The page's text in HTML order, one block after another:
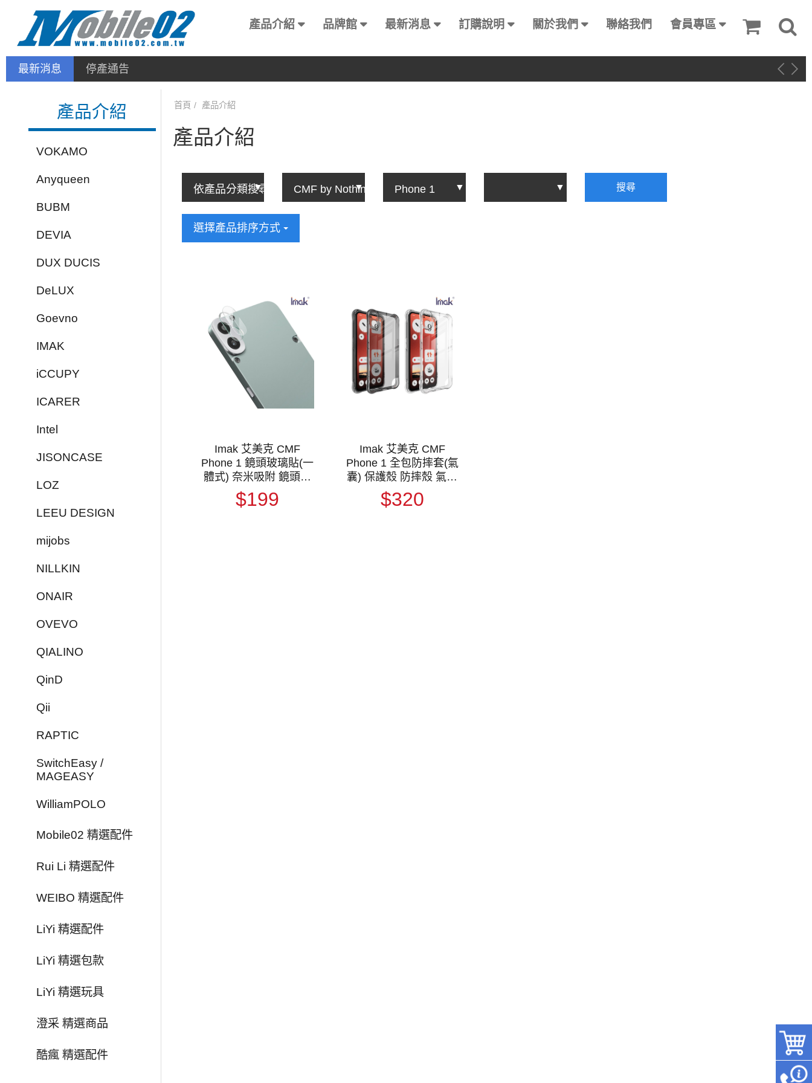
產品介紹 品牌館 最新消息 訂購說明 關於我們 聯絡我們 會員專區
最新消息 停產通告
產品介紹
VOKAMO
Anyqueen
BUBM
DEVIA
DUX DUCIS
DeLUX
Goevno
IMAK
iCCUPY
ICARER
Intel
JISONCASE
LOZ
LEEU DESIGN
mijobs
NILLKIN
ONAIR
OVEVO
QIALINO
QinD
Qii
RAPTIC
SwitchEasy /
MAGEASY
WilliamPOLO
Mobile02 精選配件
Rui Li 精選配件
WEIBO 精選配件
LiYi 精選配件
LiYi 精選包款
LiYi 精選玩具
澄采 精選商品
酷瘋 精選配件
首頁 產品介紹
產品介紹
搜尋
選擇產品排序方式
Imak 艾美克 CMF
Phone 1 鏡頭玻璃貼(一
體式) 奈米吸附 鏡頭貼
鏡頭保護貼 鏡頭膜
$199
Imak 艾美克 CMF
Phone 1 全包防摔套(氣
囊) 保護殼 防摔殼 氣囊
套 透明套 TPU軟套 不
易發黃
$320